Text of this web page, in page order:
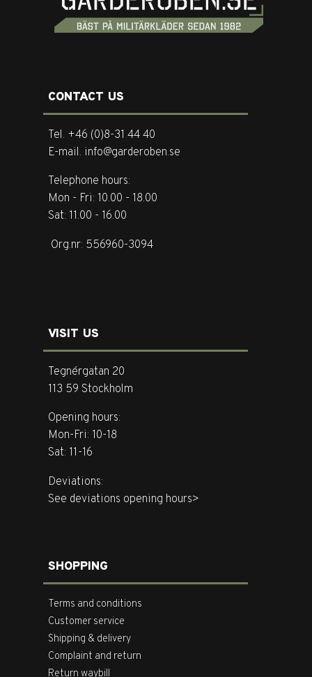
CONTACT US
Tel. +46 (0)8-31 44 40
E-mail. info@garderoben.se
Telephone hours:
Mon - Fri: 10.00 - 18.00
Sat: 11.00 - 16.00
Org.nr: 556960-3094
VISIT US
Tegnérgatan 20
113 59 Stockholm
Opening hours:
Mon-Fri: 10-18
Sat: 11-16
Deviations:
See deviations opening hours>
SHOPPING
Terms and conditions
Customer service
Shipping & delivery
Complaint and return
Return waybill